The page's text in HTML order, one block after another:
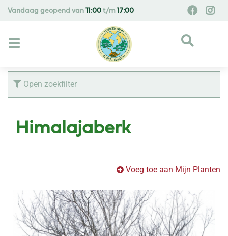
Vandaag geopend van 11:00 t/m 17:00
Open zoekfilter
Himalajaberk
Voeg toe aan Mijn Planten